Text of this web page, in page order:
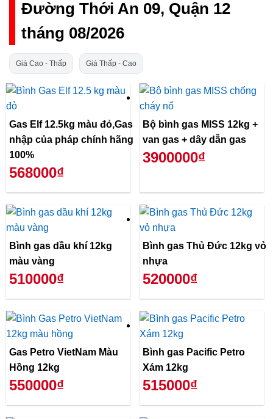
Đường Thới An 09, Quận 12
tháng 08/2026
Giá Cao - Thấp Giá Thấp - Cao
Gas Elf 12.5kg màu đỏ,Gas
nhập của pháp chính hãng
100%
568000₫
Bộ bình gas MISS 12kg +
van gas + dây dẫn gas
3900000₫
Bình gas dầu khí 12kg
màu vàng
510000₫
Bình gas Thủ Đức 12kg vỏ
nhựa
520000₫
Gas Petro VietNam Màu
Hồng 12kg
550000₫
Bình gas Pacific Petro
Xám 12kg
515000₫